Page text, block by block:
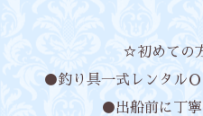
☆初めての
●釣り具一式レンタルＯ
●出船前に丁寧